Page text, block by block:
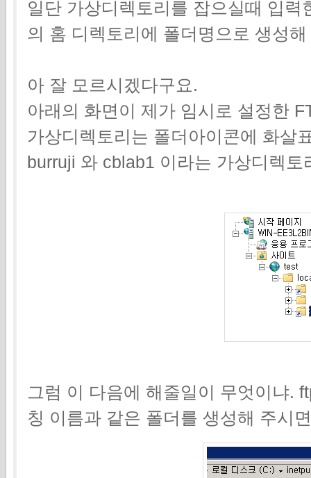
일단 가상디렉토리를 잡으실때 입
의 홈 디렉토리에 폴더명으로 생성
아 잘 모르시겠다구요.
아래의 화면이 제가 임시로 설정한
가상디렉토리는 폴더아이콘에 화살
burruji 와 cblab1 이라는 가상디렉토
그럼 이 다음에 해줄일이 무엇이냐.
칭 이름과 같은 폴더를 생성해 주시